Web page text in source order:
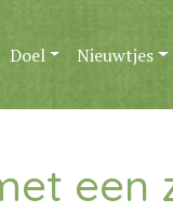
Doel Nieuwtjes
een